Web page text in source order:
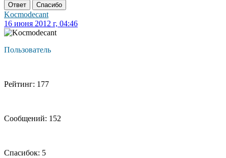
Ответ Спасибо
Kocmodecant
16 июня 2012 г, 04:46
Пользователь
Рейтинг: 177
Сообщений: 152
Спасибок: 5